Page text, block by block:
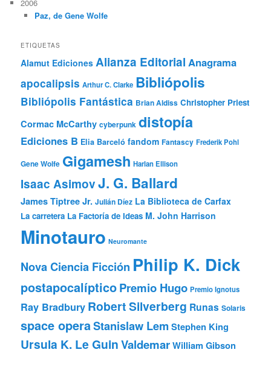
2006
Paz, de Gene Wolfe
ETIQUETAS
Alamut Ediciones Alianza Editorial Anagrama
apocalipsis Arthur C. Clarke Bibliópolis
Bibliópolis Fantástica Brian Aldiss Christopher Priest
Cormac McCarthy cyberpunk distopía
Ediciones B Elia Barceló fandom Fantascy Frederik Pohl
Gene Wolfe Gigamesh Harlan Ellison
Isaac AsimovJ. G. Ballard
James Tiptree Jr. Julián Díez La Biblioteca de Carfax
La carretera La Factoría de Ideas M. John Harrison
Minotauro Neuromante
Nova Ciencia Ficción Philip K. Dick
postapocalípticoPremio Hugo Premio Ignotus
Ray Bradbury Robert Silverberg Runas Solaris
space operaStanislaw Lem Stephen King
Ursula K. Le GuinValdemarWilliam Gibson